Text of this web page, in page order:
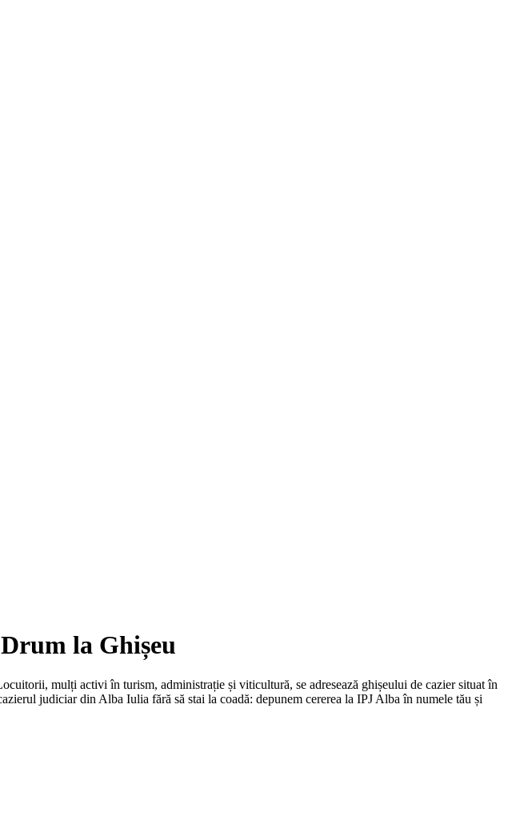
la Ghișeu
mulți activi în turism, administrație și viticultură, se adresează ghișeului de cazier situat în
judiciar din Alba Iulia fără să stai la coadă: depunem cererea la IPJ Alba în numele tău și